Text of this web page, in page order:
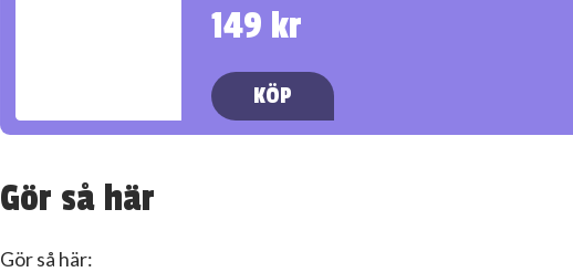
149 kr
KÖP
Gör så här
Gör så här: